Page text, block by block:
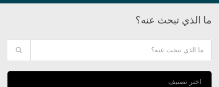
ما الذي تبحث عنه؟
اختر تصنيف